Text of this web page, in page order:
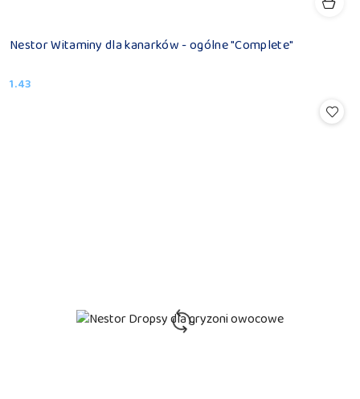
Nestor Witaminy dla kanarków - ogólne "Complete"
Cena:
1.43